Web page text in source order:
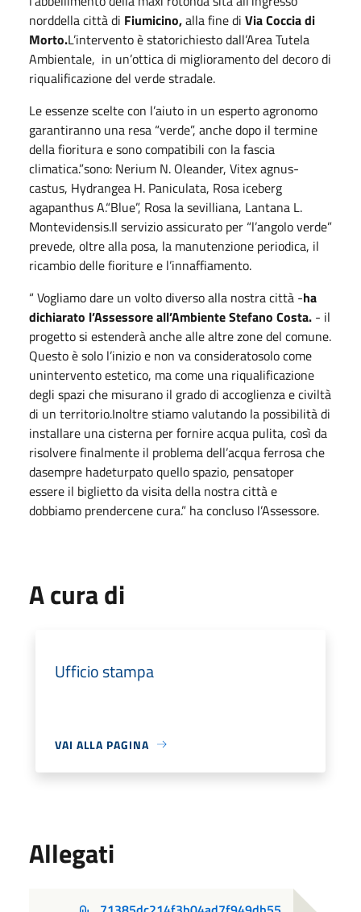
norddella città di Fiumicino,alla fine di Via Coccia di
Morto.L’intervento è statorichiesto dall’Area Tutela
Ambientale, in un’ottica di miglioramento del decoro di
riqualificazione del verde stradale.
Le essenze scelte con l’aiuto in un esperto agronomo
garantiranno una resa “verde”, anche dopo il termine
della fioritura e sono compatibili con la fascia
climatica.”sono: Nerium N. Oleander, Vitex agnus-
castus, Hydrangea H. Paniculata, Rosa iceberg
agapanthus A.“Blue”, Rosa la sevilliana, Lantana L.
Montevidensis.Il servizio assicurato per “l’angolo verde”
prevede, oltre alla posa, la manutenzione periodica, il
ricambio delle fioriture e l’innaffiamento.
“ Vogliamo dare un volto diverso alla nostra città -ha
dichiarato l’Assessore all’Ambiente Stefano Costa. - il
progetto si estenderà anche alle altre zone del comune.
Questo è solo l’inizio e non va consideratosolo come
unintervento estetico, ma come una riqualificazione
degli spazi che misurano il grado di accoglienza e civiltà
di un territorio.Inoltre stiamo valutando la possibilità di
installare una cisterna per fornire acqua pulita, così da
risolvere finalmente il problema dell’acqua ferrosa che
dasempre hadeturpato quello spazio, pensatoper
essere il biglietto da visita della nostra città e
dobbiamo prendercene cura.” ha concluso l’Assessore.
A cura di
Ufficio stampa
VAI ALLA PAGINA
Allegati